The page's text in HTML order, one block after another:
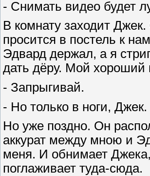
- Снимать видео будет
В комнату заходит
просится в постель к
Эдвард держал, а я
дать дёру. Мой
- Запрыгивай.
- Но только в ноги,
Но уже поздно. Он
аккурат между мною и
меня. И обнимает
поглаживает туда-сюда.